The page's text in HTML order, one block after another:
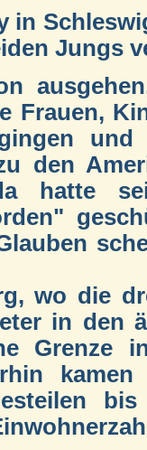
in
Jungs
Frauen,
den
hatte
wo die
in den
Grenze